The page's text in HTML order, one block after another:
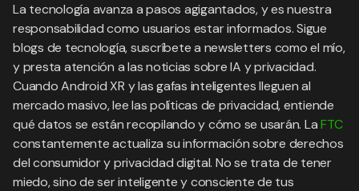
La tecnología avanza a pasos agigantados, y es nuestra
responsabilidad como usuarios estar informados. Sigue
blogs de tecnología, suscríbete a newsletters como el mío,
y presta atención a las noticias sobre IA y privacidad.
Cuando Android XR y las gafas inteligentes lleguen al
mercado masivo, lee las políticas de privacidad, entiende
qué datos se están recopilando y cómo se usarán. LaFTC
constantemente actualiza su información sobre derechos
del consumidor y privacidad digital. No se trata de tener
miedo, sino de ser inteligente y consciente de tus